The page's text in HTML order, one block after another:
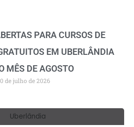
PARA CURSOS DE
EM UBERLÂNDIA
MÊS DE AGOSTO
de julho de 2026